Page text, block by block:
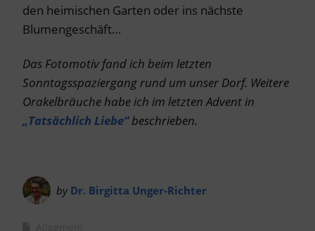
den heimischen Garten oder ins nächste
Blumengeschäft…
Das Fotomotiv fand ich beim letzten
Sonntagsspaziergang rund um unser Dorf. Weitere
Orakelbräuche habe ich im letzten Advent in
„Tatsächlich Liebe“beschrieben.
by Dr. Birgitta Unger-Richter